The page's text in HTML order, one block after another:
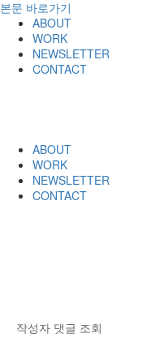
본문 바로가기
ABOUT
WORK
NEWSLETTER
CONTACT
ABOUT
WORK
NEWSLETTER
CONTACT
작성자 댓글 조회